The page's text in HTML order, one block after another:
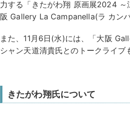
力する「きたがわ翔 原画展2024
阪 Gallery La Campanella(ラ カン
また、11月6日(水)には、「大阪
シャン天道清貴氏とのトークライブ
きたがわ翔氏について